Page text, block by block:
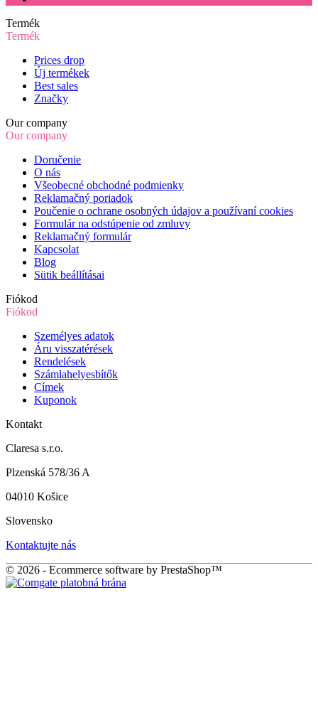
Termék
Termék
Prices drop
Új termékek
Best sales
Značky
Our company
Our company
Doručenie
O nás
Všeobecné obchodné podmienky
Reklamačný poriadok
Poučenie o ochrane osobných údajov a používaní cookies
Formulár na odstúpenie od zmluvy
Reklamačný formulár
Kapcsolat
Blog
Sütik beállításai
Fiókod
Fiókod
Személyes adatok
Áru visszatérések
Rendelések
Számlahelyesbítők
Címek
Kuponok
Kontakt
Claresa s.r.o.
Plzenská 578/36 A
04010 Košice
Slovensko
Kontaktujte nás
© 2026 - Ecommerce software by PrestaShop™